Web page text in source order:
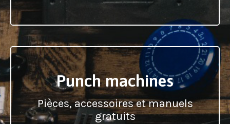
Punch machines
Pièces, accessoires et manuels
gratuits